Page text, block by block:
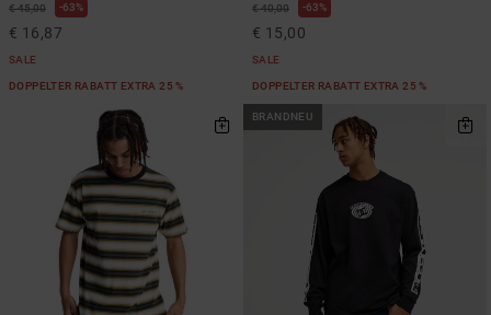
€ 45,00 63%
€ 16,87
SALE
DOPPELTER RABATT EXTRA 25 %
€ 40,00 63%
€ 15,00
SALE
DOPPELTER RABATT EXTRA 25 %
BRANDNEU